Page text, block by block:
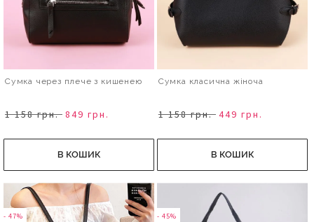
Сумка через плече з кишенею
1 158 грн. 849 грн.
В КОШИК
Сумка класична жіноча
1 158 грн. 449 грн.
В КОШИК
- 47% - 45%